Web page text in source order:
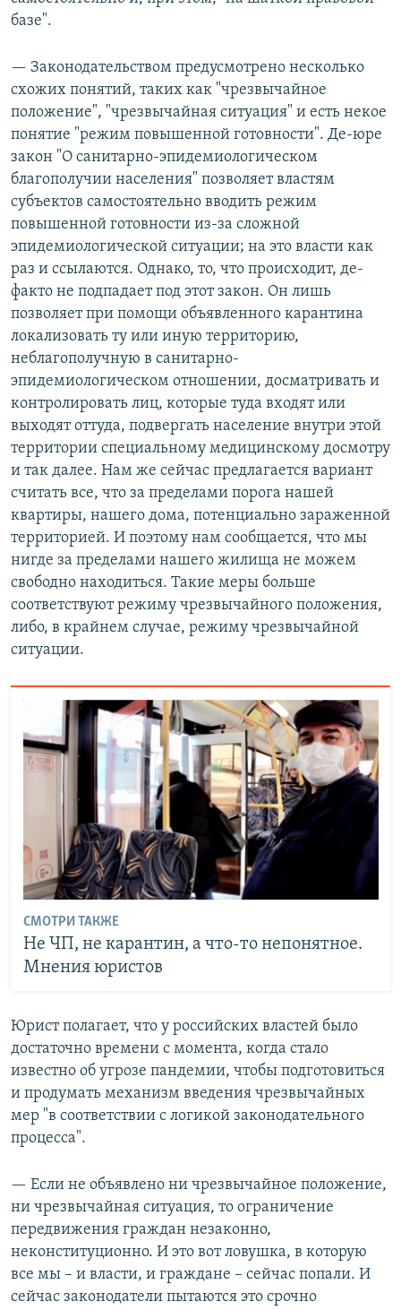
базе".
— Законодательством предусмотрено несколько
схожих понятий, таких как "чрезвычайное
положение", "чрезвычайная ситуация" и есть некое
понятие "режим повышенной готовности". Де-юре
закон "О санитарно-эпидемиологическом
благополучии населения" позволяет властям
субъектов самостоятельно вводить режим
повышенной готовности из-за сложной
эпидемиологической ситуации; на это власти как
раз и ссылаются. Однако, то, что происходит, де-
факто не подпадает под этот закон. Он лишь
позволяет при помощи объявленного карантина
локализовать ту или иную территорию,
неблагополучную в санитарно-
эпидемиологическом отношении, досматривать и
контролировать лиц, которые туда входят или
выходят оттуда, подвергать население внутри этой
территории специальному медицинскому досмотру
и так далее. Нам же сейчас предлагается вариант
считать все, что за пределами порога нашей
квартиры, нашего дома, потенциально зараженной
территорией. И поэтому нам сообщается, что мы
нигде за пределами нашего жилища не можем
свободно находиться. Такие меры больше
соответствуют режиму чрезвычайного положения,
либо, в крайнем случае, режиму чрезвычайной
ситуации.
СМОТРИ ТАКЖЕ
Не ЧП, не карантин, а что-то непонятное.
Мнения юристов
Юрист полагает, что у российских властей было
достаточно времени с момента, когда стало
известно об угрозе пандемии, чтобы подготовиться
и продумать механизм введения чрезвычайных
мер "в соответствии с логикой законодательного
процесса".
— Если не объявлено ни чрезвычайное положение,
ни чрезвычайная ситуация, то ограничение
передвижения граждан незаконно,
неконституционно. И это вот ловушка, в которую
все мы – и власти, и граждане – сейчас попали. И
сейчас законодатели пытаются это срочно